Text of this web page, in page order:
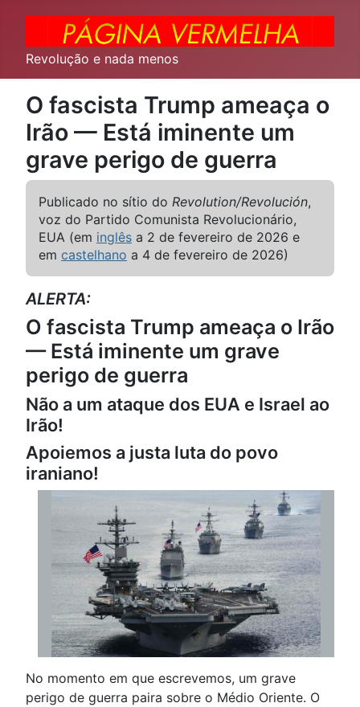
Revolução e nada menos
O fascista Trump ameaça o
Irão — Está iminente um
grave perigo de guerra
Publicado no sítio do Revolution/Revolución,
voz do Partido Comunista Revolucionário,
EUA (em inglês a 2 de fevereiro de 2026 e
em castelhano a 4 de fevereiro de 2026)
ALERTA:
O fascista Trump ameaça o Irão
— Está iminente um grave
perigo de guerra
Não a um ataque dos EUA e Israel ao
Irão!
Apoiemos a justa luta do povo
iraniano!
No momento em que escrevemos, um grave
perigo de guerra paira sobre o Médio Oriente. O